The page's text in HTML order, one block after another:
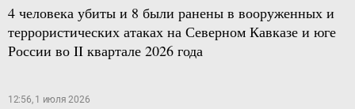
4 человека убиты и 8 были ранены в вооруженных и
террористических атаках на Северном Кавказе и юге
России во II квартале 2026 года
12:56, 1 июля 2026